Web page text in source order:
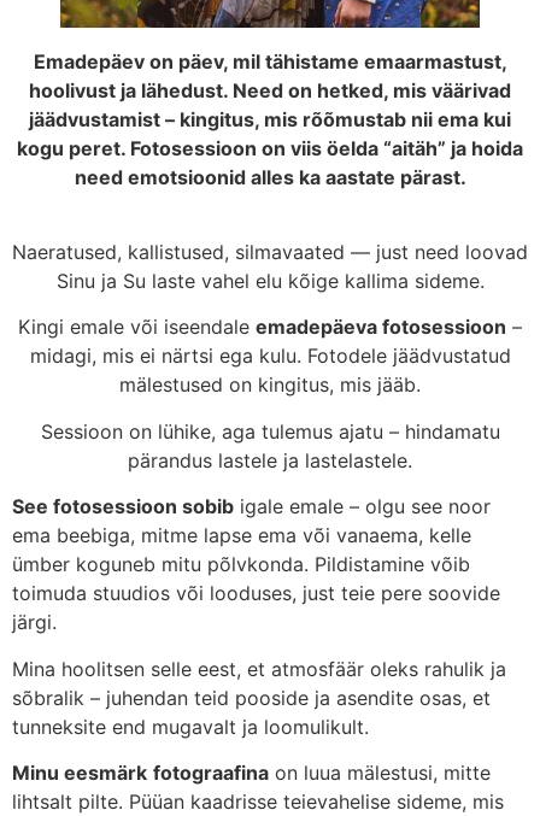
Emadepäev on päev, mil tähistame emaarmastust,
hoolivust ja lähedust. Need on hetked, mis väärivad
jäädvustamist – kingitus, mis rõõmustab nii ema kui
kogu peret. Fotosessioon on viis öelda “aitäh” ja hoida
need emotsioonid alles ka aastate pärast.
Naeratused, kallistused, silmavaated — just need loovad
Sinu ja Su laste vahel elu kõige kallima sideme.
Kingi emale või iseendale emadepäeva fotosessioon –
midagi, mis ei närtsi ega kulu. Fotodele jäädvustatud
mälestused on kingitus, mis jääb.
Sessioon on lühike, aga tulemus ajatu – hindamatu
pärandus lastele ja lastelastele.
See fotosessioon sobib igale emale – olgu see noor
ema beebiga, mitme lapse ema või vanaema, kelle
ümber koguneb mitu põlvkonda. Pildistamine võib
toimuda stuudios või looduses, just teie pere soovide
järgi.
Mina hoolitsen selle eest, et atmosfäär oleks rahulik ja
sõbralik – juhendan teid pooside ja asendite osas, et
tunneksite end mugavalt ja loomulikult.
Minu eesmärk fotograafina on luua mälestusi, mitte
lihtsalt pilte. Püüan kaadrisse teievahelise sideme, mis